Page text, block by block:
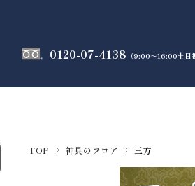
0120-07-4138 （9:00～16:00土日
TOP 神具のフロア 三方